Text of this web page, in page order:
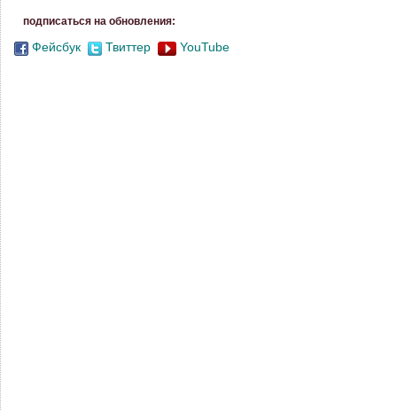
подписаться на обновления:
Фейсбук Твиттер YouTube